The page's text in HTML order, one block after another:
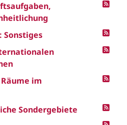
Sonstiges
im
Sondergebiete